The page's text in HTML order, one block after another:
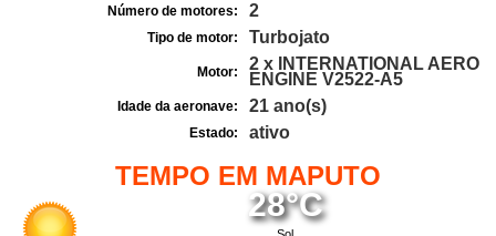
Número de motores: 2
Tipo de motor: Turbojato
Motor:
2 x INTERNATIONAL AERO
ENGINE V2522-A5
Idade da aeronave: 21 ano(s)
Estado: ativo
TEMPO EM MAPUTO
28°C